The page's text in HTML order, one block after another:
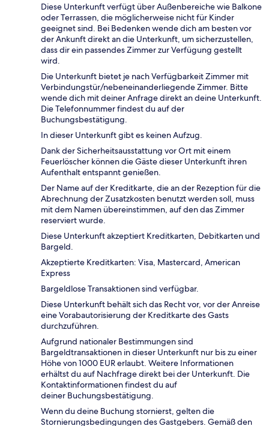
Diese Unterkunft verfügt über Außenbereiche wie Balkone
oder Terrassen, die möglicherweise nicht für Kinder
geeignet sind. Bei Bedenken wende dich am besten vor
der Ankunft direkt an die Unterkunft, um sicherzustellen,
dass dir ein passendes Zimmer zur Verfügung gestellt
wird.
Die Unterkunft bietet je nach Verfügbarkeit Zimmer mit
Verbindungstür/nebeneinanderliegende Zimmer. Bitte
wende dich mit deiner Anfrage direkt an deine Unterkunft.
Die Telefonnummer findest du auf der
Buchungsbestätigung.
In dieser Unterkunft gibt es keinen Aufzug.
Dank der Sicherheitsausstattung vor Ort mit einem
Feuerlöscher können die Gäste dieser Unterkunft ihren
Aufenthalt entspannt genießen.
Der Name auf der Kreditkarte, die an der Rezeption für die
Abrechnung der Zusatzkosten benutzt werden soll, muss
mit dem Namen übereinstimmen, auf den das Zimmer
reserviert wurde.
Diese Unterkunft akzeptiert Kreditkarten, Debitkarten und
Bargeld.
Akzeptierte Kreditkarten: Visa, Mastercard, American
Express
Bargeldlose Transaktionen sind verfügbar.
Diese Unterkunft behält sich das Recht vor, vor der Anreise
eine Vorabautorisierung der Kreditkarte des Gasts
durchzuführen.
Aufgrund nationaler Bestimmungen sind
Bargeldtransaktionen in dieser Unterkunft nur bis zu einer
Höhe von 1000 EUR erlaubt. Weitere Informationen
erhältst du auf Nachfrage direkt bei der Unterkunft. Die
Kontaktinformationen findest du auf
deiner Buchungsbestätigung.
Wenn du deine Buchung stornierst, gelten die
Stornierungsbedingungen des Gastgebers. Gemäß den